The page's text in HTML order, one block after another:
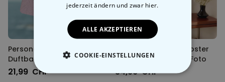
Personalisierbarer
Duftbaum Herz-Karte mit
Foto
21,99 CHF
Personalisierbares Poster
mit Love Design und Foto
34,99 CHF
jederzeit ändern und zwar hier.
ALLE AKZEPTIEREN
COOKIE-EINSTELLUNGEN
ESSENTIELL